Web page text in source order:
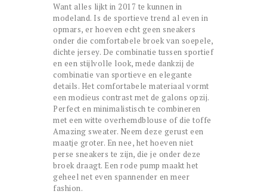
Want alles lijkt in 2017 te kunnen in
modeland. Is de sportieve trend al even in
opmars, er hoeven echt geen sneakers
onder die comfortabele broek van soepele,
dichte jersey. De combinatie tussen sportief
en een stijlvolle look, mede dankzij de
combinatie van sportieve en elegante
details. Het comfortabele materiaal vormt
een modieus contrast met de galons opzij.
Perfect en minimalistisch te combineren
met een witte overhemdblouse of die toffe
Amazing sweater. Neem deze gerust een
maatje groter. En nee, het hoeven niet
perse sneakers te zijn, die je onder deze
broek draagt. Een rode pump maakt het
geheel net even spannender en meer
fashion.